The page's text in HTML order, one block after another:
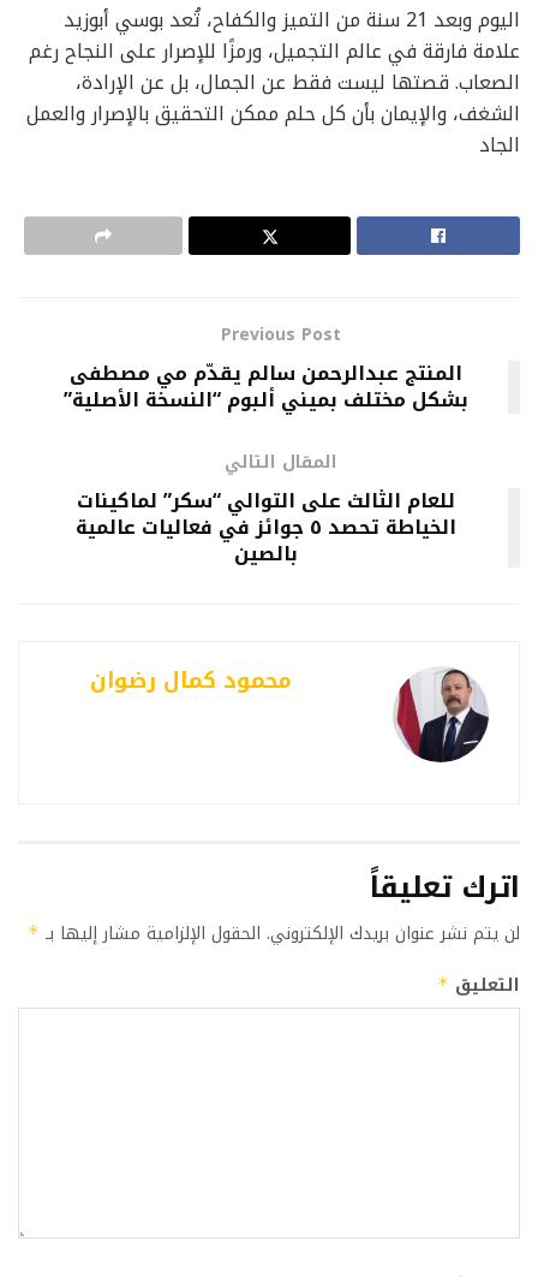
اليوم وبعد 21 سنة من التميز والكفاح، تُعد بوسي أبوزيد
علامة فارقة في عالم التجميل، ورمزًا للإصرار على النجاح رغم
الصعاب. قصتها ليست فقط عن الجمال، بل عن الإرادة،
الشغف، والإيمان بأن كل حلم ممكن التحقيق بالإصرار والعمل
الجاد
Previous Post
المنتج عبدالرحمن سالم يقدّم مي مصطفى
بشكل مختلف بميني ألبوم “النسخة الأصلية”
المقال التالي
للعام الثالث على التوالي “سكر” لماكينات
الخياطة تحصد ٥ جوائز في فعاليات عالمية
بالصين
محمود كمال رضوان
اترك تعليقاً
لن يتم نشر عنوان بريدك الإلكتروني. الحقول الإلزامية مشار إليها بـ *
التعليق *